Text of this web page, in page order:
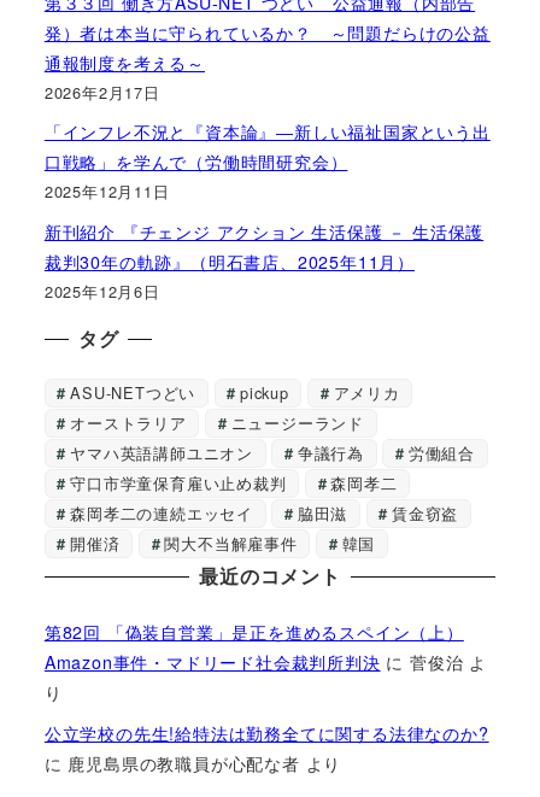
発）者は本当に守られているか？ ～問題だらけの公益
通報制度を考える～
2026年2月17日
「インフレ不況と『資本論』―新しい福祉国家という出
口戦略」を学んで（労働時間研究会）
2025年12月11日
新刊紹介 『チェンジ アクション 生活保護 － 生活保護
裁判30年の軌跡』（明石書店、2025年11月）
2025年12月6日
タグ
ASU-NETつどい pickup
アメリカ
オーストラリア
ニュージーランド
ヤマハ英語講師ユニオン
争議行為
労働組合
守口市学童保育雇い止め裁判
森岡孝二
森岡孝二の連続エッセイ
脇田滋
賃金窃盗
開催済
関大不当解雇事件 韓国
最近のコメント
第82回 「偽装自営業」是正を進めるスペイン（上）
Amazon事件・マドリード社会裁判所判決 に菅俊治 よ
り
公立学校の先生!給特法は勤務全てに関する法律なのか?
に 鹿児島県の教職員が心配な者 より